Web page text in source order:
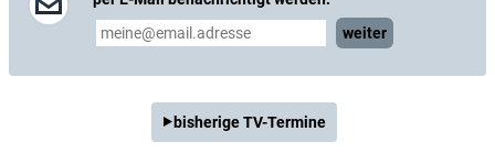
weiter
bisherige TV-Termine